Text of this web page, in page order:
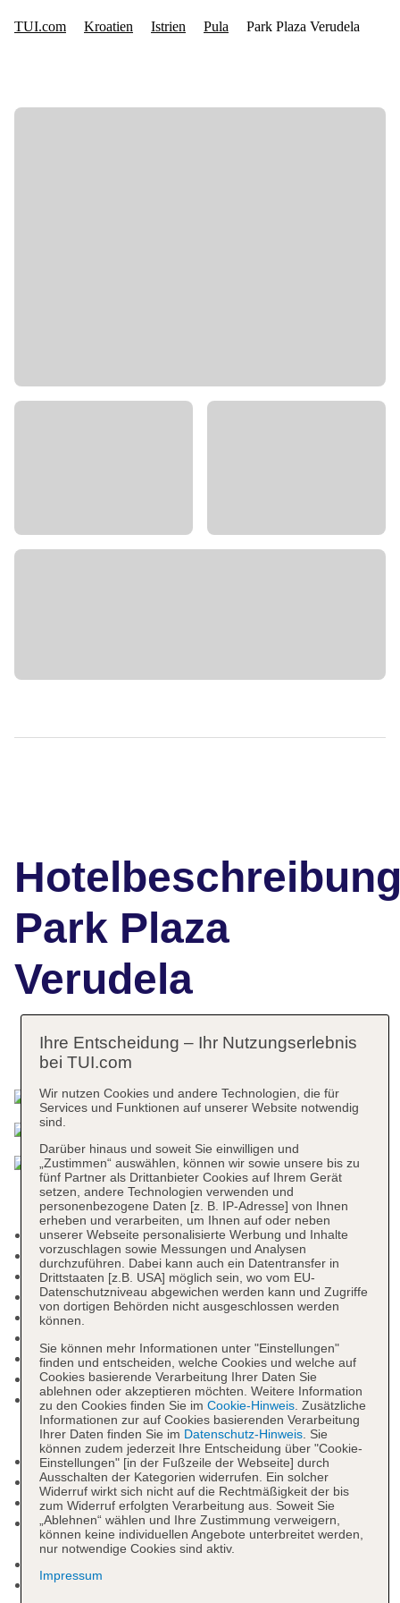
Park Plaza
Verudela
Das bietet Ihre Unterkunft
Nichtraucherhotel
Check-in Zeit ab 16:00 Uhr
Check-out Zeit bis 10:00 Uhr
Hoteleröffnung: 1986
Letzte Komplettrenovierung: 2012
Geldautomat in der Unterkunft
Pools: 2
Pool „Park Plaza Verudela pool“: Outdoor,
Meerwasser, Liegestühle: gegen Gebühr,
Sonnenschirme: gegen Gebühr
Kinderpool
Souvenirshop, Ladenzeile, Minimarkt
Amphitheater
Internet: WLAN/WiFi, im gesamten Hotel
(Anlage): ohne Gebühr
Gepäckservice
Ihre Entscheidung – Ihr Nutzungserlebnis
bei TUI.com
Wir nutzen Cookies und andere Technologien, die für
Services und Funktionen auf unserer Website notwendig
sind.
Darüber hinaus und soweit Sie einwilligen und
„Zustimmen“ auswählen, können wir sowie unsere bis zu
fünf Partner als Drittanbieter Cookies auf Ihrem Gerät
setzen, andere Technologien verwenden und
personenbezogene Daten [z. B. IP-Adresse] von Ihnen
erheben und verarbeiten, um Ihnen auf oder neben
unserer Webseite personalisierte Werbung und Inhalte
vorzuschlagen sowie Messungen und Analysen
durchzuführen. Dabei kann auch ein Datentransfer in
Drittstaaten [z.B. USA] möglich sein, wo vom EU-
Datenschutzniveau abgewichen werden kann und Zugriffe
von dortigen Behörden nicht ausgeschlossen werden
können.
Sie können mehr Informationen unter "Einstellungen"
finden und entscheiden, welche Cookies und welche auf
Cookies basierende Verarbeitung Ihrer Daten Sie
ablehnen oder akzeptieren möchten. Weitere Information
zu den Cookies finden Sie im Cookie-Hinweis. Zusätzliche
Informationen zur auf Cookies basierenden Verarbeitung
Ihrer Daten finden Sie im Datenschutz-Hinweis. Sie
können zudem jederzeit Ihre Entscheidung über "Cookie-
Einstellungen" [in der Fußzeile der Webseite] durch
Ausschalten der Kategorien widerrufen. Ein solcher
Widerruf wirkt sich nicht auf die Rechtmäßigkeit der bis
zum Widerruf erfolgten Verarbeitung aus. Soweit Sie
„Ablehnen“ wählen und Ihre Zustimmung verweigern,
können keine individuellen Angebote unterbreitet werden,
nur notwendige Cookies sind aktiv.
Impressum